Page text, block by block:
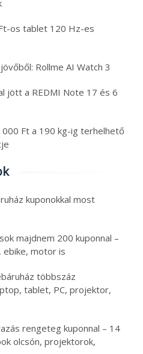
os tablet 120 Hz-es
Rollme AI Watch 3
jött a REDMI Note 17 és 6
Ft a 190 kg-ig terhelhető
kuponokkal most
majdnem 200 kuponnal –
motor is
többszáz
tablet, PC, projektor,
rengeteg kuponnal – 14
olcsón, projektorok,